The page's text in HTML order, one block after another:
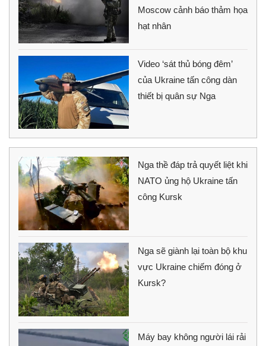
Moscow cảnh báo thảm họa
hạt nhân
Video ‘sát thủ bóng đêm’
của Ukraine tấn công dàn
thiết bị quân sự Nga
Nga thề đáp trả quyết liệt khi
NATO ủng hộ Ukraine tấn
công Kursk
Nga sẽ giành lại toàn bộ khu
vực Ukraine chiếm đóng ở
Kursk?
Máy bay không người lái rải